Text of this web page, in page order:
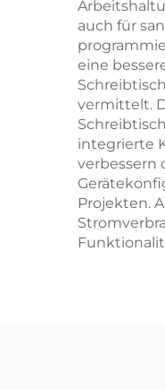
auch für
eine
vermittelt.
integrierte
verbessern
Projekten.